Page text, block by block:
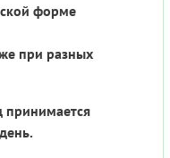
форме
при разных
принимается